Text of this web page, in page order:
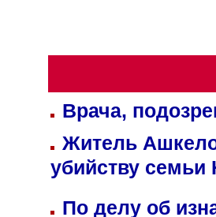
Врача,
Житель
убийству семьи
По делу об